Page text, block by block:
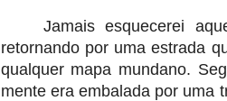
Jamais esquecerei
retornando por uma estrada
qualquer mapa mundano.
mente era embalada por uma